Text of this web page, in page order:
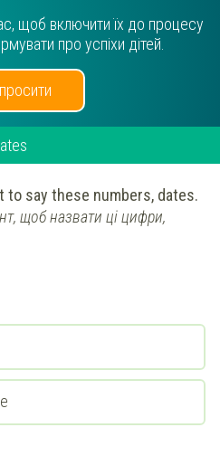
щоб включити їх до процесу
про успіхи дітей.
to say these numbers, dates.
щоб назвати ці цифри,